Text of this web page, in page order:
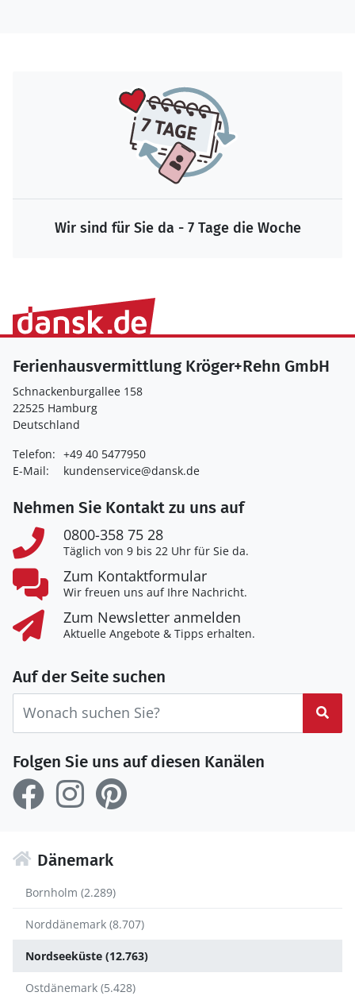
Wir sind für Sie da - 7 Tage die Woche
Ferienhausvermittlung Kröger+Rehn GmbH
Schnackenburgallee 158
22525 Hamburg
Deutschland
Telefon: +49 40 5477950
E-Mail:
kundenservice@dansk.de
Nehmen Sie Kontakt zu uns auf
0800-358 75 28
Täglich von 9 bis 22 Uhr für Sie da.
Zum Kontaktformular
Wir freuen uns auf Ihre Nachricht.
Zum Newsletter anmelden
Aktuelle Angebote & Tipps erhalten.
Auf der Seite suchen
Folgen Sie uns auf diesen Kanälen
Dänemark
Bornholm (2.289)
Norddänemark (8.707)
Nordseeküste (12.763)
Ostdänemark (5.428)